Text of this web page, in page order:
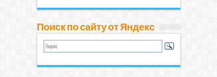
Поиск по сайту от Яндекс